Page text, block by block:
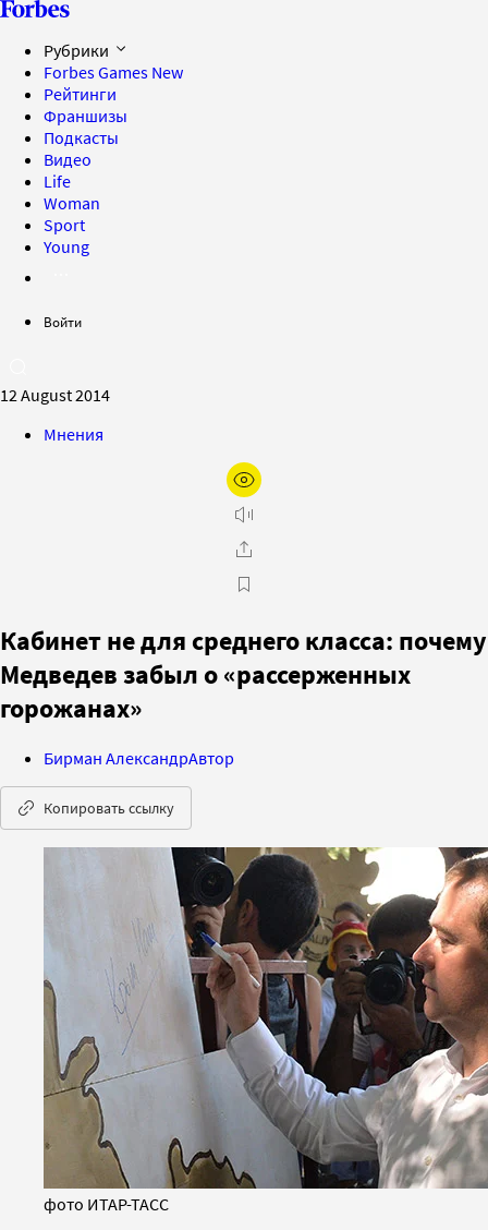
Рубрики
Forbes Games New
Рейтинги
Франшизы
Подкасты
Видео
Life
Woman
Sport
Young
Войти
12 August 2014
Мнения
Кабинет не для среднего класса: почему
Медведев забыл о «рассерженных
горожанах»
Бирман АлександрАвтор
Копировать ссылку
фото ИТАР-ТАСС